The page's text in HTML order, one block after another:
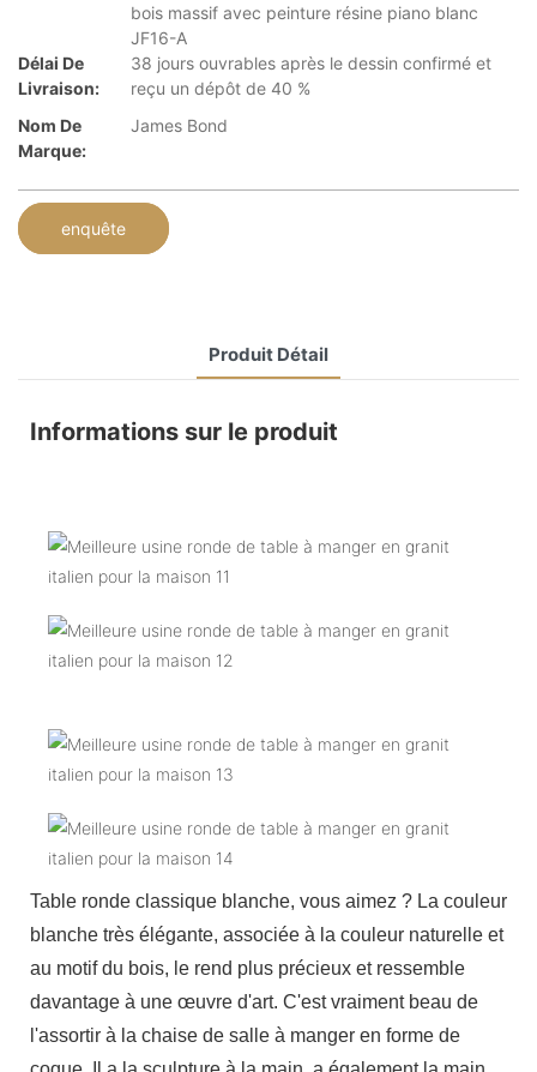
bois massif avec peinture résine piano blanc
JF16-A
Délai De
Livraison:
38 jours ouvrables après le dessin confirmé et
reçu un dépôt de 40 %
Nom De
Marque:
James Bond
enquête
Produit Détail
Informations sur le produit
Table ronde classique blanche, vous aimez ? La couleur
blanche très élégante, associée à la couleur naturelle et
au motif du bois, le rend plus précieux et ressemble
davantage à une œuvre d'art. C'est vraiment beau de
l'assortir à la chaise de salle à manger en forme de